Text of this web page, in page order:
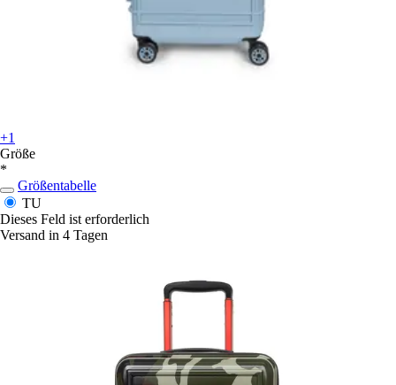
+1
Größe
*
Größentabelle
TU
Dieses Feld ist erforderlich
Versand in 4 Tagen